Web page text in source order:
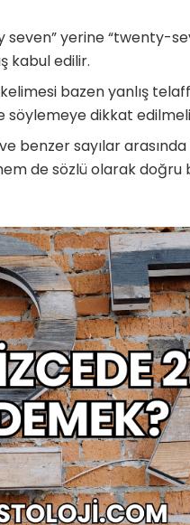
seven” yerine “twenty-
kabul edilir.
kelimesi bazen yanlış
söylemeye dikkat
benzer sayılar arasında
hem de sözlü olarak